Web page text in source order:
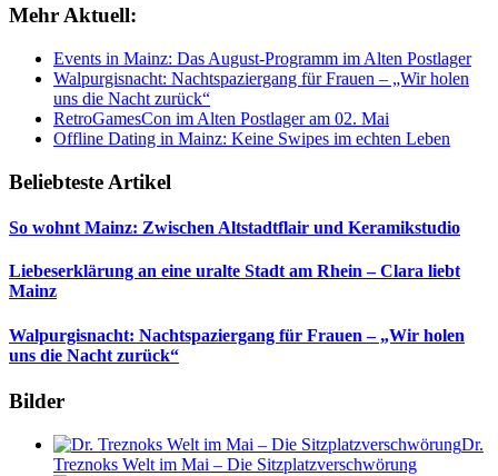
Mehr Aktuell:
Events in Mainz: Das August-Programm im Alten Postlager
Walpurgisnacht: Nachtspaziergang für Frauen – „Wir holen
uns die Nacht zurück“
RetroGamesCon im Alten Postlager am 02. Mai
Offline Dating in Mainz: Keine Swipes im echten Leben
Beliebteste Artikel
So wohnt Mainz: Zwischen Altstadtflair und Keramikstudio
Liebeserklärung an eine uralte Stadt am Rhein – Clara liebt
Mainz
Walpurgisnacht: Nachtspaziergang für Frauen – „Wir holen
uns die Nacht zurück“
Bilder
Dr.
Treznoks Welt im Mai – Die Sitzplatzverschwörung